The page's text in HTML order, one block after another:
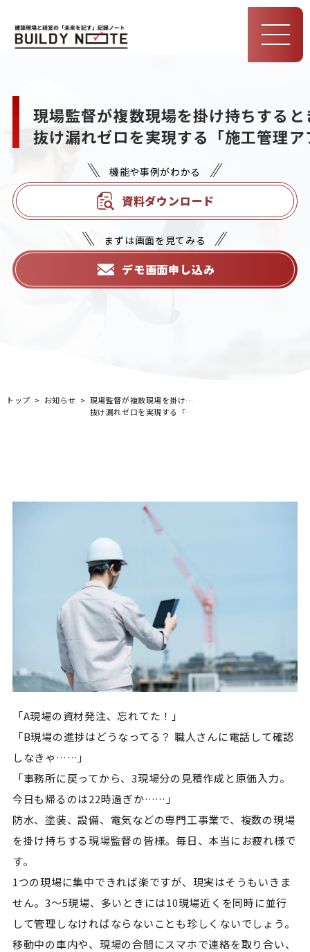
MEN
U
現場監督が複数現場を掛け持ちする
抜け漏れゼロを実現する「施工管理
機能や事例がわかる
資料ダウンロード
まずは画面を見てみる
デモ画面申し込み
トップ お知らせ
現場監督が複数現場を掛け持ちするときに知っておくべき管理術
抜け漏れゼロを実現する「施工管理アプリ」の活用法
「A現場の資材発注、忘れてた！」
「B現場の進捗はどうなってる？ 職人さんに電話して確認
しなきゃ……」
「事務所に戻ってから、3現場分の見積作成と原価入力。
今日も帰るのは22時過ぎか……」
防水、塗装、設備、電気などの専門工事業で、複数の現場
を掛け持ちする現場監督の皆様。毎日、本当にお疲れ様で
す。
1つの現場に集中できれば楽ですが、現実はそうもいきま
せん。3〜5現場、多いときには10現場近くを同時に並行
して管理しなければならないことも珍しくないでしょう。
移動中の車内や、現場の合間にスマホで連絡を取り合い、